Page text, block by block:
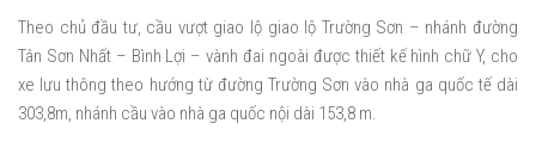
Theo chủ đầu tư, cầu vượt giao lộ giao lộ Trường Sơn – nhánh đường
Tân Sơn Nhất – Bình Lợi – vành đai ngoài được thiết kế hình chữ Y, cho
xe lưu thông theo hướng từ đường Trường Sơn vào nhà ga quốc tế dài
303,8m, nhánh cầu vào nhà ga quốc nội dài 153,8 m.